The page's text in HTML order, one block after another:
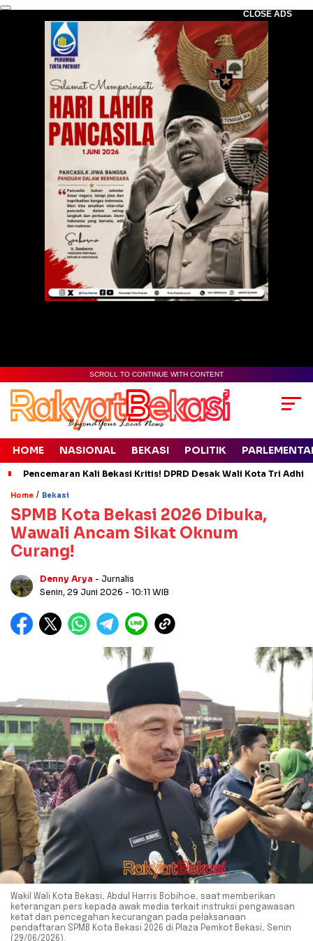
CLOSE ADS
SCROLL TO CONTINUE WITH CONTENT
HOME NASIONAL BEKASI POLITIK
Pencemaran Kali Bekasi Kritis! DPRD Desak Wali Kota Tri
Home / Bekasi
SPMB Kota Bekasi 2026 Dibuka,
Wawali Ancam Sikat Oknum
Curang!
Denny Arya - Jurnalis
Senin, 29 Juni 2026 - 10:11 WIB
Wakil Wali Kota Bekasi, Abdul Harris Bobihoe, saat memberikan
keterangan pers kepada awak media terkait instruksi pengawasan
ketat dan pencegahan kecurangan pada pelaksanaan
pendaftaran SPMB Kota Bekasi 2026 di Plaza Pemkot Bekasi, Senin
(29/06/2026).